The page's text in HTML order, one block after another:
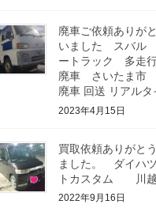
廃車ご依頼ありが
いました スバル
ートラック 多走
廃車 さいたま
廃車 回送 リアルタ
2023年4月15日
買取依頼ありがと
ました。 ダイハ
トカスタム 川越
2022年9月16日